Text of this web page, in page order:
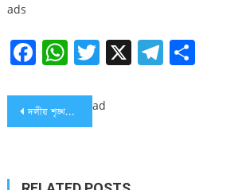
ads
Facebook
WhatsApp
Twitter
X Telegram
Share
Post
দলীয় শৃঙ্খলা ভঙ্গকারীদের বিরুদ্ধে সাংগঠনিক ব্যবস্থা নেওয়া হবে: ওবায়দুল কাদের ad